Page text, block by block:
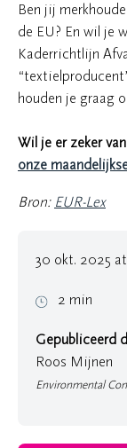
Ben jij
de EU? En wil je
Kaderrichtlijn
houden je graag
Wil je er zeker
onze
Bron: EUR-Lex
30 okt. 2025
2 min
Gepubliceerd
Roos Mijnen
Environmental